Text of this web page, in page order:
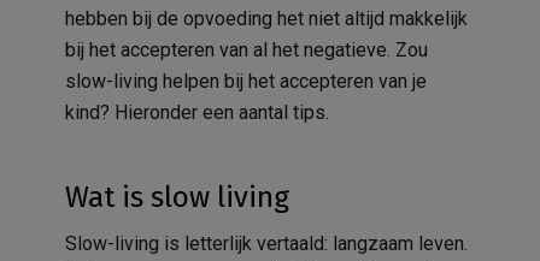
hebben bij de opvoeding het niet altijd makkelijk
bij het accepteren van al het negatieve. Zou
slow-living helpen bij het accepteren van je
kind? Hieronder een aantal tips.
Wat is slow living
Slow-living is letterlijk vertaald: langzaam leven.